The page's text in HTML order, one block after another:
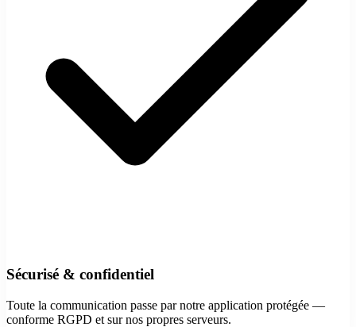
Sécurisé & confidentiel
Toute la communication passe par notre application protégée —
conforme RGPD et sur nos propres serveurs.